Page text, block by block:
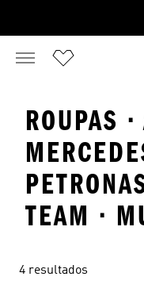
ROUPAS
TEAM ·
4 resultados